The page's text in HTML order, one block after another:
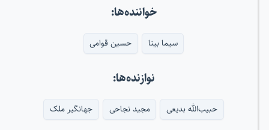
خواننده‌ها:
سیما بینا حسین قوامی
نوازنده‌ها:
حبیب‌الله بدیعی مجید نجاحی جهانگیر ملک